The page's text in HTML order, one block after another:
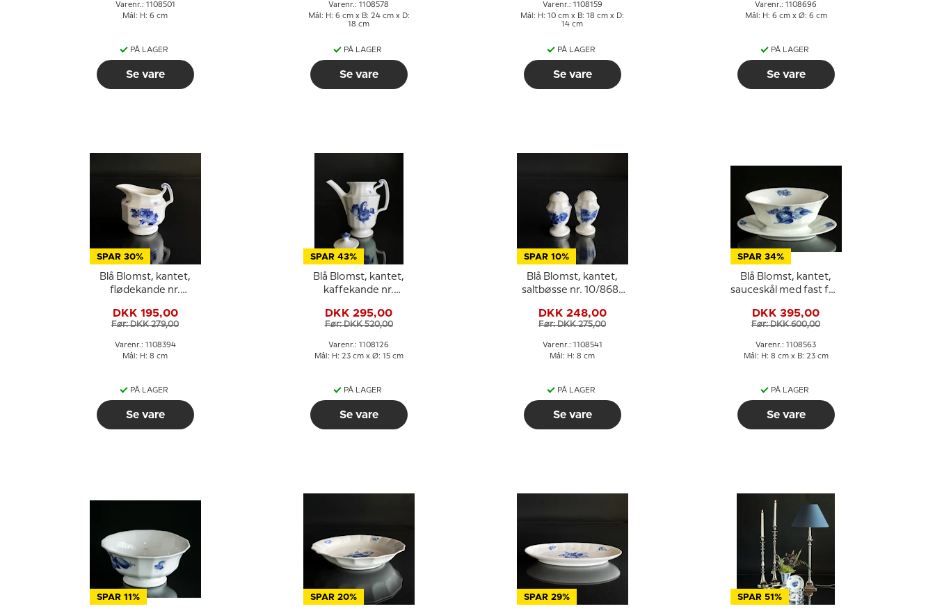
Varenr.: 1108501
Mål: H: 6 cm
PÅ LAGER
Se vare
Varenr.: 1108578
Mål: H: 6 cm x B: 24 cm x D:
18 cm
PÅ LAGER
Se vare
Varenr.: 1108159
Mål: H: 10 cm x B: 18 cm x D:
14 cm
PÅ LAGER
Se vare
Varenr.: 1108696
Mål: H: 6 cm x Ø: 6 cm
PÅ LAGER
Se vare
SPAR 30%
Blå Blomst, kantet,
flødekande nr.
DKK 195,00
Før: DKK 279,00
Varenr.: 1108394
Mål: H: 8 cm
PÅ LAGER
Se vare
SPAR 43%
Blå Blomst, kantet,
kaffekande nr.
DKK 295,00
Før: DKK 520,00
Varenr.: 1108126
Mål: H: 23 cm x Ø: 15 cm
PÅ LAGER
Se vare
SPAR 10%
Blå Blomst, kantet,
saltbøsse nr. 10/8681
DKK 248,00
Før: DKK 275,00
Varenr.: 1108541
Mål: H: 8 cm
PÅ LAGER
Se vare
SPAR 34%
Blå Blomst, kantet,
sauceskål med fast fod
DKK 395,00
Før: DKK 600,00
Varenr.: 1108563
Mål: H: 8 cm x B: 23 cm
PÅ LAGER
Se vare
SPAR 11% SPAR 20% SPAR 29% SPAR 51%